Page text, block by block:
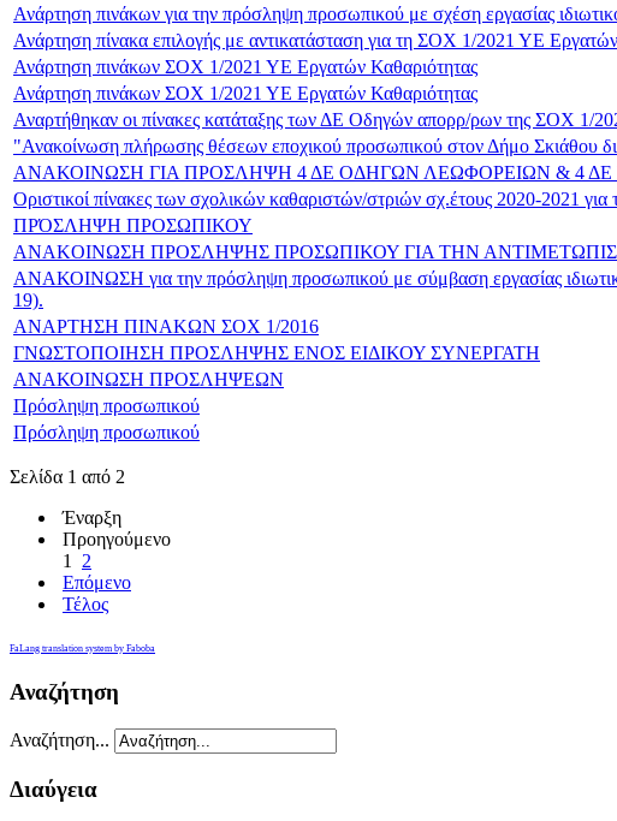
Ανάρτηση πινάκων για την πρόσληψη προσωπικού με σχέση εργασίας
Ανάρτηση πίνακα επιλογής με αντικατάσταση για τη ΣΟΧ 1/2021 ΥΕ
Ανάρτηση πινάκων ΣΟΧ 1/2021 ΥΕ Εργατών Καθαριότητας
Ανάρτηση πινάκων ΣΟΧ 1/2021 ΥΕ Εργατών Καθαριότητας
Αναρτήθηκαν οι πίνακες κατάταξης των ΔΕ Οδηγών απορρ/ρων της ΣΟΧ 1/
"Ανακοίνωση πλήρωσης θέσεων εποχικού προσωπικού στον Δήμο Σκιάθου
ΑΝΑΚΟΙΝΩΣΗ ΓΙΑ ΠΡΟΣΛΗΨΗ 4 ΔΕ ΟΔΗΓΩΝ ΛΕΩΦΟΡΕΙΩΝ & 4 ΔΕ
Oριστικοί πίνακες των σχολικών καθαριστών/στριών σχ.έτους 2020-2021
ΠΡΌΣΛΗΨΗ ΠΡΟΣΩΠΙΚΟΥ
ANAKOINΩΣΗ ΠΡΟΣΛΗΨΗΣ ΠΡΟΣΩΠΙΚΟΥ ΓΙΑ ΤΗΝ
ΑΝΑΚΟΙΝΩΣΗ για την πρόσληψη προσωπικού με σύμβαση εργασίας
19).
ΑΝΑΡΤΗΣΗ ΠΙΝΑΚΩΝ ΣΟΧ 1/2016
ΓΝΩΣΤΟΠΟΙΗΣΗ ΠΡΟΣΛΗΨΗΣ ΕΝΟΣ ΕΙΔΙΚΟΥ ΣΥΝΕΡΓΑΤΗ
ΑΝΑΚΟΙΝΩΣΗ ΠΡΟΣΛΗΨΕΩΝ
Πρόσληψη προσωπικού
Πρόσληψη προσωπικού
Σελίδα 1 από 2
Έναρξη
Προηγούμενο
1 2
Επόμενο
Τέλος
FaLang translation system by Faboba
Αναζήτηση
Αναζήτηση...
Διαύγεια